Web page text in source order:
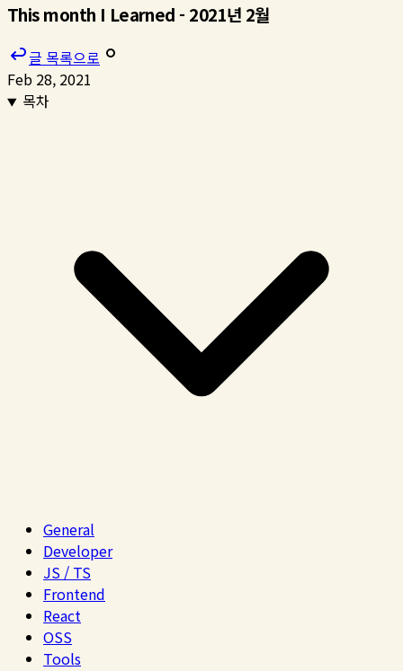
This month I Learned - 2021년 2월
글 목록으로
Feb 28, 2021
목차
General
Developer
JS / TS
Frontend
React
OSS
Tools